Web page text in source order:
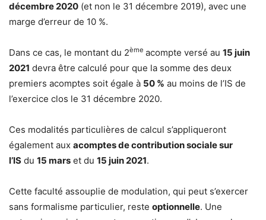
décembre 2020 (et non le 31 décembre 2019), avec une
marge d’erreur de 10 %.
Dans ce cas, le montant du 2ème acompte versé au 15 juin
2021 devra être calculé pour que la somme des deux
premiers acomptes soit égale à 50 % au moins de l’IS de
l’exercice clos le 31 décembre 2020.
Ces modalités particulières de calcul s’appliqueront
également aux acomptes de contribution sociale sur
l’IS du 15 mars et du 15 juin 2021.
Cette faculté assouplie de modulation, qui peut s’exercer
sans formalisme particulier, reste optionnelle. Une